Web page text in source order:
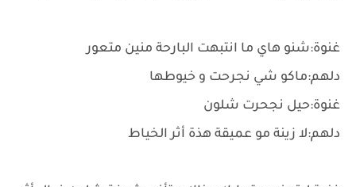
غنوة:شنو هاي ما انتبهت البارحة منين متعور
دلهم:ماكو شي نجرحت و خيوطها
غنوة:حيل نجحرت شلون
دلهم:لا زينة مو عميقة هذة أثر الخياط